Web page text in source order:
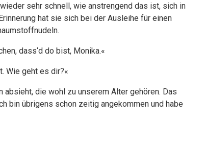
sehr schnell, wie anstrengend das ist, sich in
hat sie sich bei der Ausleihe für einen
dass‘d do bist, Monika.«
Wie geht es dir?«
absieht, die wohl zu unserem Alter gehören. Das
bin übrigens schon zeitig angekommen und habe